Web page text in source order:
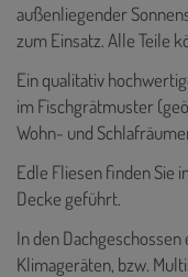
außenliegender
zum Einsatz. Alle Teile
Ein qualitativ
im Fischgrätmuster
Wohn- und
Edle Fliesen finden Sie
Decke geführt.
In den
Klimageräten, bzw.